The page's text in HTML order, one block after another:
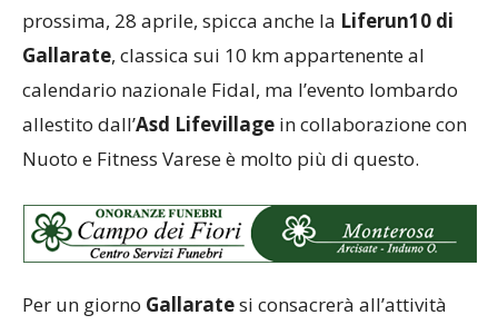
prossima, 28 aprile, spicca anche la Liferun10 di
Gallarate, classica sui 10 km appartenente al
calendario nazionale Fidal, ma l’evento lombardo
allestito dall’Asd Lifevillage in collaborazione con
Nuoto e Fitness Varese è molto più di questo.
Per un giorno Gallaratesi consacrerà all’attività